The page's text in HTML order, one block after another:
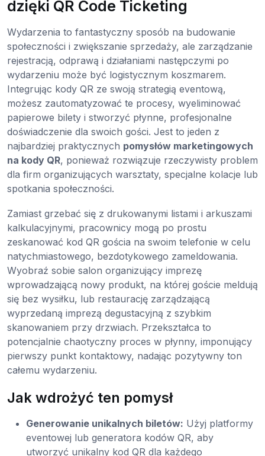
dzięki QR Code Ticketing
Wydarzenia to fantastyczny sposób na budowanie
społeczności i zwiększanie sprzedaży, ale zarządzanie
rejestracją, odprawą i działaniami następczymi po
wydarzeniu może być logistycznym koszmarem.
Integrując kody QR ze swoją strategią eventową,
możesz zautomatyzować te procesy, wyeliminować
papierowe bilety i stworzyć płynne, profesjonalne
doświadczenie dla swoich gości. Jest to jeden z
najbardziej praktycznych pomysłów marketingowych
na kody QR, ponieważ rozwiązuje rzeczywisty problem
dla firm organizujących warsztaty, specjalne kolacje lub
spotkania społeczności.
Zamiast grzebać się z drukowanymi listami i arkuszami
kalkulacyjnymi, pracownicy mogą po prostu
zeskanować kod QR gościa na swoim telefonie w celu
natychmiastowego, bezdotykowego zameldowania.
Wyobraź sobie salon organizujący imprezę
wprowadzającą nowy produkt, na której goście meldują
się bez wysiłku, lub restaurację zarządzającą
wyprzedaną imprezą degustacyjną z szybkim
skanowaniem przy drzwiach. Przekształca to
potencjalnie chaotyczny proces w płynny, imponujący
pierwszy punkt kontaktowy, nadając pozytywny ton
całemu wydarzeniu.
Jak wdrożyć ten pomysł
Generowanie unikalnych biletów: Użyj platformy
eventowej lub generatora kodów QR, aby
utworzyć unikalny kod QR dla każdego